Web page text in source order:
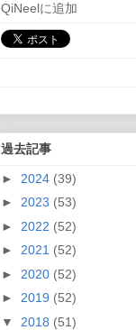
QiNeelに追加
過去記事
► 2024 (39)
► 2023 (53)
► 2022 (52)
► 2021 (52)
► 2020 (52)
► 2019 (52)
▼ 2018 (51)